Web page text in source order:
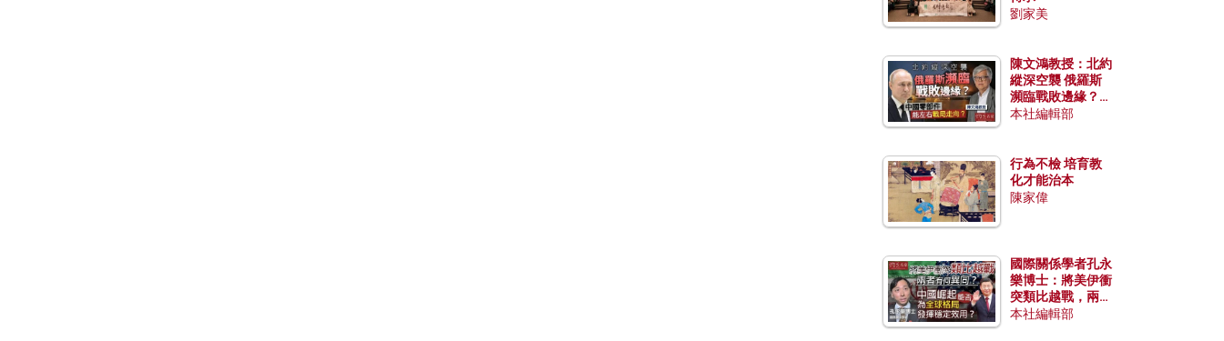
劉家美
陳文鴻教授：北約
縱深空襲 俄羅斯
瀕臨戰敗邊緣？中
國零部件能左右戰
本社編輯部
行為不檢 培育教
化才能治本
陳家偉
國際關係學者孔永
樂博士：將美伊衝
突類比越戰，兩者
有何異同？中國崛
本社編輯部